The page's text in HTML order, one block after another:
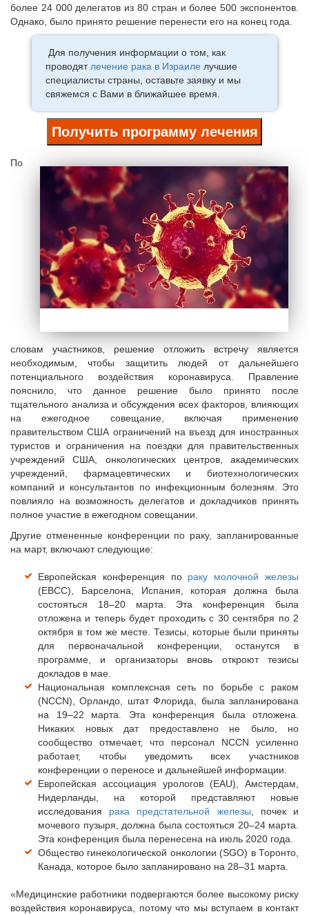
более 24 000 делегатов из 80 стран и более 500 экспонентов.
Однако, было принято решение перенести его на конец года.
Для получения информации о том, как
проводят лечение рака в Израиле лучшие
специалисты страны, оставьте заявку и мы
свяжемся с Вами в ближайшее время.
Получить программу лечения
По
словам участников, решение отложить встречу является
необходимым, чтобы защитить людей от дальнейшего
потенциального воздействия коронавируса. Правление
пояснило, что данное решение было принято после
тщательного анализа и обсуждения всех факторов, влияющих
на ежегодное совещание, включая применение
правительством США ограничений на въезд для иностранных
туристов и ограничения на поездки для правительственных
учреждений США, онкологических центров, академических
учреждений, фармацевтических и биотехнологических
компаний и консультантов по инфекционным болезням. Это
повлияло на возможность делегатов и докладчиков принять
полное участие в ежегодном совещании.
Другие отмененные конференции по раку, запланированные
на март, включают следующие:
Европейская конференция по раку молочной железы
(EBCC), Барселона, Испания, которая должна была
состояться 18–20 марта. Эта конференция была
отложена и теперь будет проходить с 30 сентября по 2
октября в том же месте. Тезисы, которые были приняты
для первоначальной конференции, останутся в
программе, и организаторы вновь откроют тезисы
докладов в мае.
Национальная комплексная сеть по борьбе с раком
(NCCN), Орландо, штат Флорида, была запланирована
на 19–22 марта. Эта конференция была отложена.
Никаких новых дат предоставлено не было, но
сообщество отмечает, что персонал NCCN усиленно
работает, чтобы уведомить всех участников
конференции о переносе и дальнейшей информации.
Европейская ассоциация урологов (EAU), Амстердам,
Нидерланды, на которой представляют новые
исследования рака предстательной железы , почек и
мочевого пузыря, должна была состояться 20–24 марта.
Эта конференция была перенесена на июль 2020 года.
Общество гинекологической онкологии (SGO) в Торонто,
Канада, которое было запланировано на 28–31 марта.
«Медицинские работники подвергаются более высокому риску
воздействия коронавируса, потому что мы вступаем в контакт